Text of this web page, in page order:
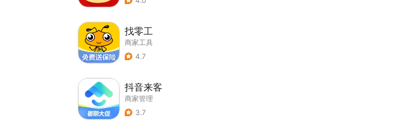
找零工
商家工具
4.7
抖音来客
商家管理
3.7